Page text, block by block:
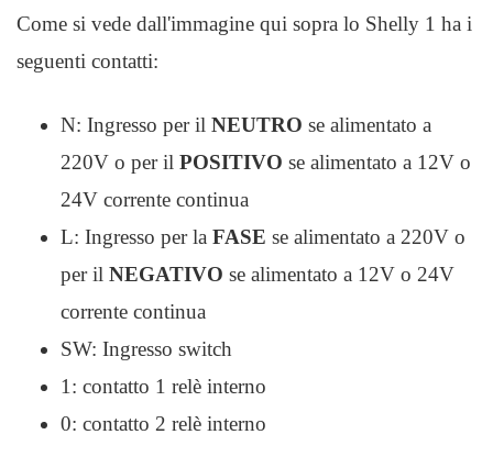
Come si vede dall'immagine qui sopra lo Shelly 1 ha i
seguenti contatti:
N: Ingresso per il NEUTRO se alimentato a
220V o per il POSITIVO se alimentato a 12V o
24V corrente continua
L: Ingresso per la FASE se alimentato a 220V o
per il NEGATIVO se alimentato a 12V o 24V
corrente continua
SW: Ingresso switch
1: contatto 1 relè interno
0: contatto 2 relè interno